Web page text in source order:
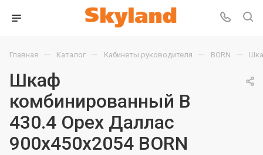
Главная — Каталог — Кабинеты руководителя — BORN —
Шкаф
комбинированный B
430.4 Орех Даллас
900х450х2054 BORN